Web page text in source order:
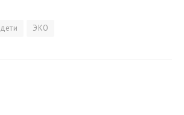
дети ЭКО